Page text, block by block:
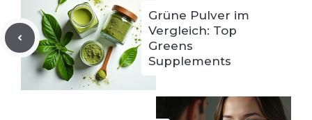
Grüne Pulver im
Vergleich: Top
Greens
Supplements